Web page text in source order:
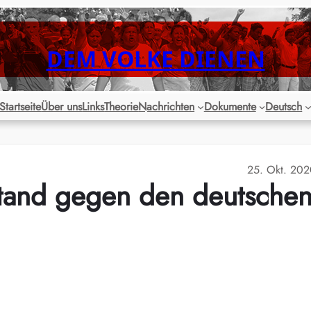
DEM VOLKE DIENEN
StartseiteÜber unsLinksTheorieNachrichten Dokumente Deutsch
25. Okt.
gegen den deutschen